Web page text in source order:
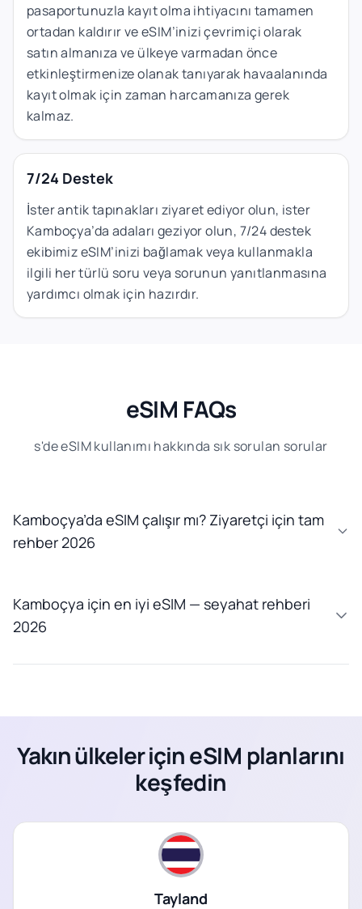
pasaportunuzla kayıt olma ihtiyacını tamamen
ortadan kaldırır ve eSIM’inizi çevrimiçi olarak
satın almanıza ve ülkeye varmadan önce
etkinleştirmenize olanak tanıyarak havaalanında
kayıt olmak için zaman harcamanıza gerek
kalmaz.
7/24 Destek
İster antik tapınakları ziyaret ediyor olun, ister
Kamboçya’da adaları geziyor olun, 7/24 destek
ekibimiz eSIM’inizi bağlamak veya kullanmakla
ilgili her türlü soru veya sorunun yanıtlanmasına
yardımcı olmak için hazırdır.
eSIM FAQs
s'de eSIM kullanımı hakkında sık sorulan sorular
Kamboçya’da eSIM çalışır mı? Ziyaretçi için tam
rehber 2026
Kamboçya için en iyi eSIM — seyahat rehberi
2026
Yakın ülkeler için eSIM planlarını
keşfedin
Tayland